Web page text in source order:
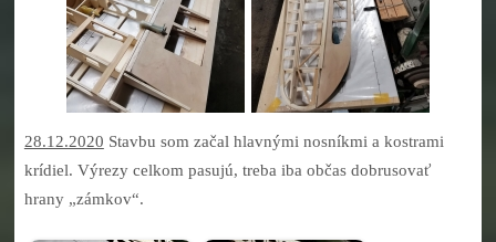
28.12.2020 Stavbu som začal hlavnými nosníkmi a kostrami
krídiel. Výrezy celkom pasujú, treba iba občas dobrusovať
hrany „zámkov“.